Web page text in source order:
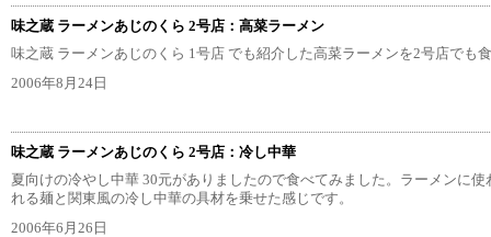
味之蔵 ラーメンあじのくら 2号店：高菜ラーメン
味之蔵 ラーメンあじのくら 1号店 でも紹介した高菜ラーメンを2号店でも
2006年8月24日
味之蔵 ラーメンあじのくら 2号店：冷し中華
夏向けの冷やし中華 30元がありましたので食べてみました。ラーメンに
れる麺と関東風の冷し中華の具材を乗せた感じです。
2006年6月26日